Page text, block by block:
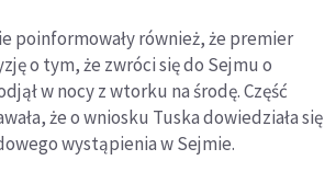
poinformowały również, że premier
o tym, że zwróci się do Sejmu o
w nocy z wtorku na środę. Część
że o wniosku Tuska dowiedziała się
wystąpienia w Sejmie.